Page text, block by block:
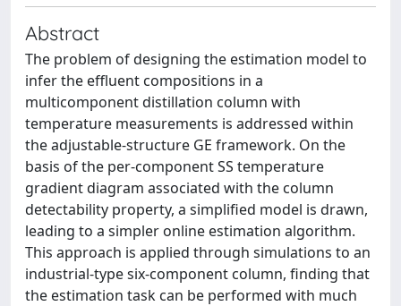
Abstract
The problem of designing the estimation model to
infer the effluent compositions in a
multicomponent distillation column with
temperature measurements is addressed within
the adjustable-structure GE framework. On the
basis of the per-component SS temperature
gradient diagram associated with the column
detectability property, a simplified model is drawn,
leading to a simpler online estimation algorithm.
This approach is applied through simulations to an
industrial-type six-component column, finding that
the estimation task can be performed with much